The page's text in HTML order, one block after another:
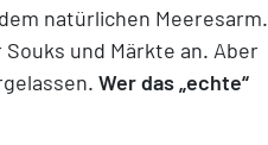
natürlichen Meeresarm.
und Märkte an. Aber
Wer das „echte“